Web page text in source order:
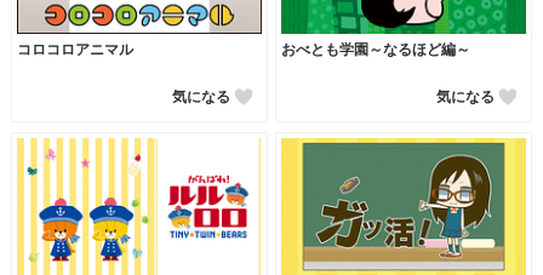
コロコロアニマル
気になる
おべとも学園～なるほど編～
気になる